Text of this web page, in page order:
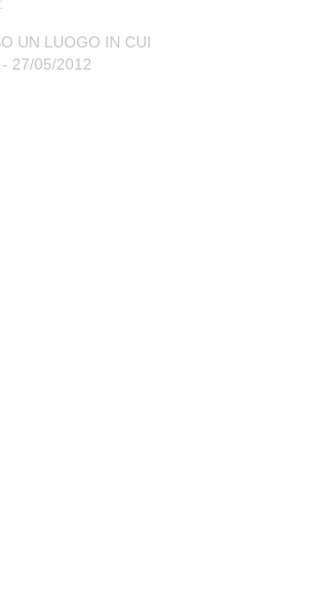
UN LUOGO IN CUI
27/05/2012